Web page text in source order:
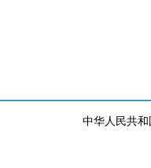
中华人民共